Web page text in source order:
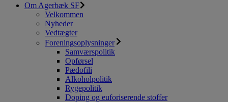
Om Agerbæk SF
Velkommen
Nyheder
Vedtægter
Foreningsoplysninger
Samværspolitik
Opførsel
Pædofili
Alkoholpolitik
Rygepolitik
Doping og euforiserende stoffer